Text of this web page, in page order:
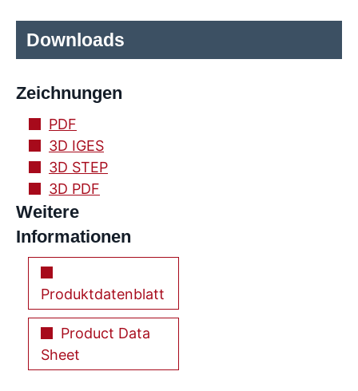
Downloads
Zeichnungen
PDF
3D IGES
3D STEP
3D PDF
Weitere
Informationen
Produktdatenblatt
Product Data
Sheet